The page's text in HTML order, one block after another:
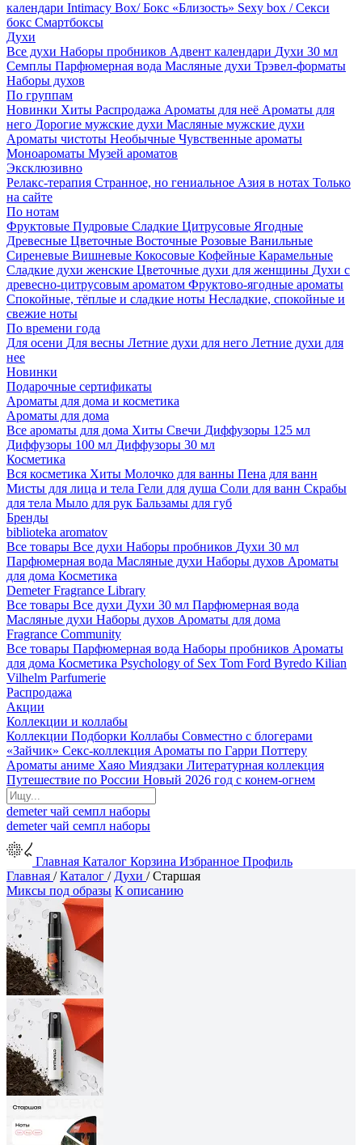
календари Intimacy Box/ Бокс «Близость» Sexy box / Секси
бокс Смартбоксы
Духи
Все духи Наборы пробников Адвент календари Духи 30 мл
Семплы Парфюмерная вода Масляные духи Трэвел-форматы
Наборы духов
По группам
Новинки Хиты Распродажа Ароматы для неё Ароматы для
него Дорогие мужские духи Масляные мужские духи
Ароматы чистоты Необычные Чувственные ароматы
Моноароматы Музей ароматов
Эксклюзивно
Релакс-терапия Странное, но гениальное Азия в нотах Только
на сайте
По нотам
Фруктовые Пудровые Сладкие Цитрусовые Ягодные
Древесные Цветочные Восточные Розовые Ванильные
Сиреневые Вишневые Кокосовые Кофейные Карамельные
Сладкие духи женские Цветочные духи для женщины Духи с
древесно-цитрусовым ароматом Фруктово-ягодные ароматы
Спокойные, тёплые и сладкие ноты Несладкие, спокойные и
свежие ноты
По времени года
Для осени Для весны Летние духи для него Летние духи для
нее
Новинки
Подарочные сертификаты
Ароматы для дома и косметика
Ароматы для дома
Все ароматы для дома Хиты Свечи Диффузоры 125 мл
Диффузоры 100 мл Диффузоры 30 мл
Косметика
Вся косметика Хиты Молочко для ванны Пена для ванн
Мисты для лица и тела Гели для душа Соли для ванн Скрабы
для тела Мыло для рук Бальзамы для губ
Бренды
biblioteka aromatov
Все товары Все духи Наборы пробников Духи 30 мл
Парфюмерная вода Масляные духи Наборы духов Ароматы
для дома Косметика
Demeter Fragrance Library
Все товары Все духи Духи 30 мл Парфюмерная вода
Масляные духи Наборы духов Ароматы для дома
Fragrance Community
Все товары Парфюмерная вода Наборы пробников Ароматы
для дома Косметика Psychology of Sex Tom Ford Byredo Kilian
Vilhelm Parfumerie
Распродажа
Акции
Коллекции и коллабы
Коллекции Подборки Коллабы Совместно с блогерами
«Зайчик» Секс-коллекция Ароматы по Гарри Поттеру
Ароматы аниме Хаяо Миядзаки Литературная коллекция
Путешествие по России Новый 2026 год с конем-огнем
demeterчай семпл наборы
demeterчай семпл наборы
Главная Каталог Корзина Избранное Профиль
Главная /Каталог / Духи /Старшая
Миксы под образы К описанию